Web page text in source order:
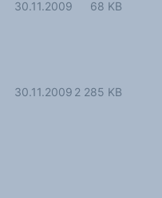
30.11.2009 68 KB
30.11.2009 2 285 KB